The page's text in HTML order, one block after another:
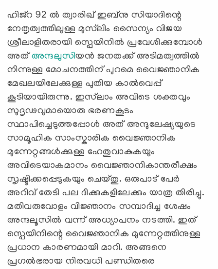
ഹിജ്‌റ 92 ൽ ത്വാരിഖ് ഇബ്നു സിയാദിന്റെ
നേതൃത്വത്തിലുള്ള മുസ്‌ലിം സൈന്യം വിജയ
ശ്രീലാളിതരായി സ്പെയിനിൽ പ്രവേശിക്കുമ്പോൾ
അത്അന്ദലുസിയൻ ജനതക്ക് അടിമത്വത്തിൽ
നിന്നുള്ള മോചനത്തിന് പുറമെ വൈജ്ഞാനിക
മേഖലയിലേക്കുള്ള പുതിയ കാൽവെപ്പ്
കൂടിയായിരുന്നു. ഇസ്‌ലാം അവിടെ ശക്തവും
സുദൃഢവുമായൊരു ഭരണകൂടം
സ്ഥാപിച്ചെടുത്തപ്പോൾ അത് അന്ദുലേഷ്യയുടെ
സാമൂഹിക സാംസ്കാരിക വൈജ്ഞാനിക
മുന്നേറ്റങ്ങൾക്കുള്ള ഹേതുവാകുകയും
അവിടെയാകമാനം വൈജ്ഞാനികാന്തരീക്ഷം
സൃഷ്ടിക്കപ്പെടുകയും ചെയ്തു. ഒരുപാട് പേർ
അറിവ് തേടി പല ദിക്കുകളിലേക്കും യാത്ര തിരിച്ചു.
മതിവരുവോളം വിജ്ഞാനം സമ്പാദിച്ച ശേഷം
അന്ദലൂസിൽ വന്ന് അധ്യാപനം നടത്തി. ഇത്
സ്പെയിനിന്റെ വൈജ്ഞാനിക മുന്നേറ്റത്തിനുള്ള
പ്രധാന കാരണമായി മാറി. അങ്ങനെ
പ്രഗൽഭരായ നിരവധി പണ്ഡിതരെ